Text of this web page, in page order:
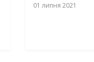
01 липня 2021